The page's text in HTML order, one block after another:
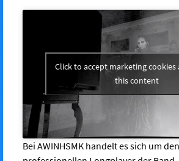
Click to accept marketing cookies
this content
Bei AWINHSMK handelt es sich um